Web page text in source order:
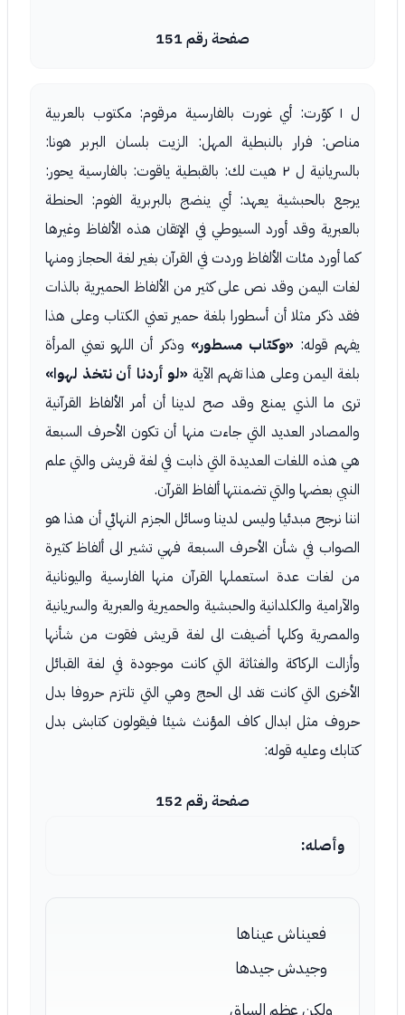
صفحة رقم 151
ل ١ كوّرت: أي غورت بالفارسية مرقوم: مكتوب بالعربية
مناص: فرار بالنبطية المهل: الزيت بلسان البربر هونا:
بالسريانية ل ٢ هيت لك: بالقبطية ياقوت: بالفارسية يحور:
يرجع بالحبشية يعهد: أي ينضج بالبربرية الفوم: الحنطة
بالعبرية وقد أورد السيوطي في الإتقان هذه الألفاظ وغيرها
كما أورد مئات الألفاظ وردت في القرآن بغير لغة الحجاز ومنها
لغات اليمن وقد نص على كثير من الألفاظ الحميرية بالذات
فقد ذكر مثلا أن أسطورا بلغة حمير تعني الكتاب وعلى هذا
يفهم قوله: «وكتاب مسطور» وذكر أن اللهو تعني المرأة
بلغة اليمن وعلى هذا تفهم الآية «لو أردنا أن نتخذ لهوا»
ترى ما الذي يمنع وقد صح لدينا أن أمر الألفاظ القرآنية
والمصادر العديد التي جاءت منها أن تكون الأحرف السبعة
هي هذه اللغات العديدة التي ذابت في لغة قريش والتي علم
النبي بعضها والتي تضمنتها ألفاظ القرآن.
اننا نرجح مبدئيا وليس لدينا وسائل الجزم النهائي أن هذا هو
الصواب في شأن الأحرف السبعة فهي تشير الى ألفاظ كثيرة
من لغات عدة استعملها القرآن منها الفارسية واليونانية
والآرامية والكلدانية والحبشية والحميرية والعبرية والسريانية
والمصرية وكلها أضيفت الى لغة قريش فقوت من شأنها
وأزالت الركاكة والغثاثة التي كانت موجودة في لغة القبائل
الأخرى التي كانت تفد الى الحج وهي التي تلتزم حروفا بدل
حروف مثل ابدال كاف المؤنث شيئا فيقولون كتابش بدل
كتابك وعليه قوله:
صفحة رقم 152
وأصله:
فعيناش عيناها
وجيدش جيدها
ولكن عظم الساق